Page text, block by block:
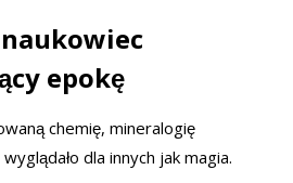
epokę
chemię, mineralogię
dla innych jak magia.